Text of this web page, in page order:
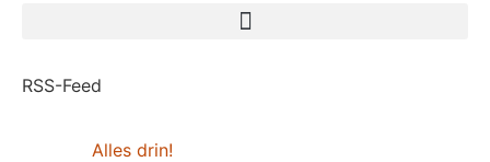
RSS-Feed
Alles drin!